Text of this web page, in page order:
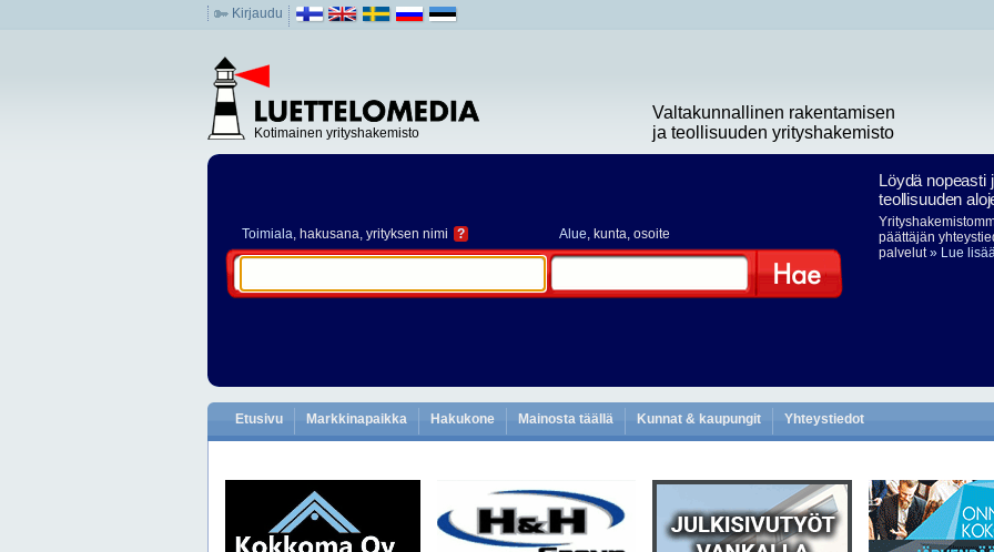
Kirjaudu
Kotimainen yrityshakemisto
Valtakunnallinen rakentamisen
ja teollisuuden yrityshakemisto
Toimiala, hakusana, yrityksen nimi ? Alue, kunta, osoite
Löydä nopeasti
teollisuuden
päättäjän
palvelut» Lue
Etusivu Markkinapaikka Hakukone Mainosta täällä Kunnat & kaupungit Yhteystiedot